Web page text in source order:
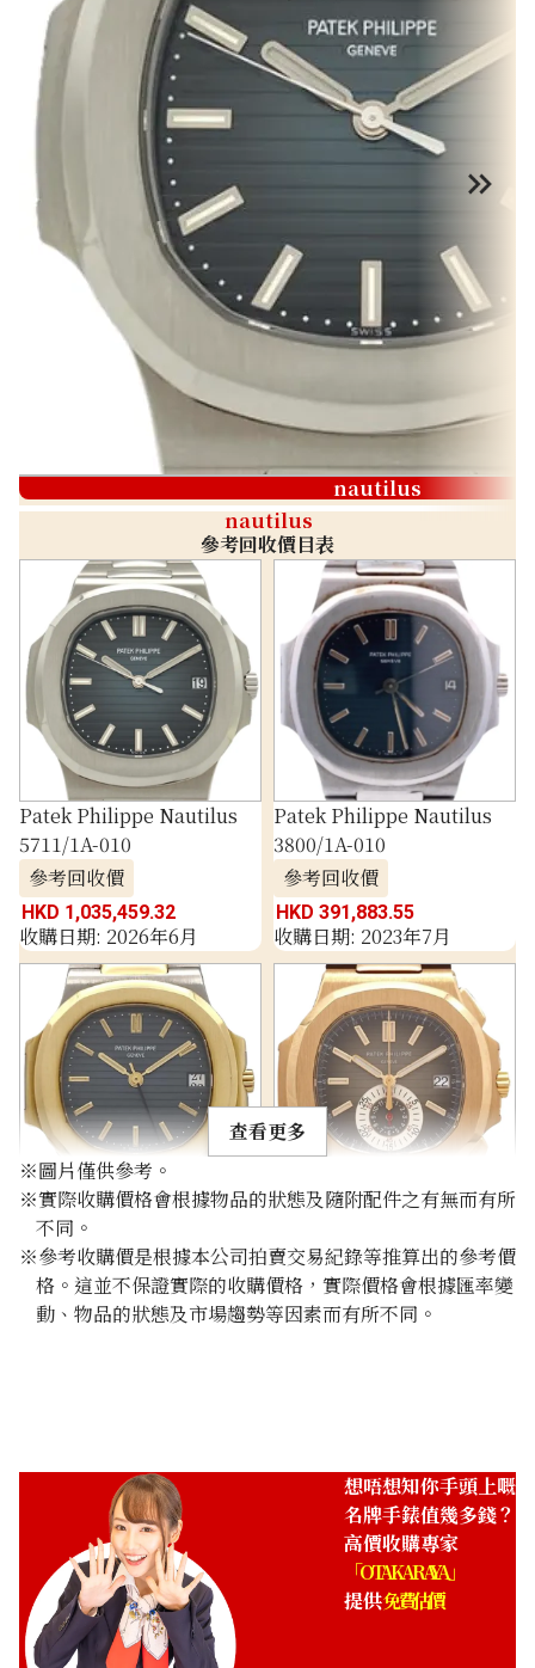
nautilus
nautilus
參考回收價目表
Patek Philippe Nautilus
5711/1A-010
參考回收價
HKD 1,035,459.32
收購日期: 2026年6月
Patek Philippe Nautilus
3800/1A-010
參考回收價
HKD 391,883.55
收購日期: 2023年7月
Patek Philippe Nautilus
3800/001
參考回收價
ASK
5980R-001
參考回收價
ASK
Patek Philippe Nautilus
7118/1200R-010
查看更多
※圖片僅供參考。
※實際收購價格會根據物品的狀態及隨附配件之有無而有所
不同。
※參考收購價是根據本公司拍賣交易紀錄等推算出的參考價
格。這並不保證實際的收購價格，實際價格會根據匯率變
動、物品的狀態及市場趨勢等因素而有所不同。
想唔想知你手頭上嘅
名牌手錶值幾多錢？
高價收購專家
「OTAKARAYA」
提供免費估價